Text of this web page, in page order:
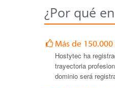
¿Por qué
Más de
Hostytec ha
trayectoria
dominio será